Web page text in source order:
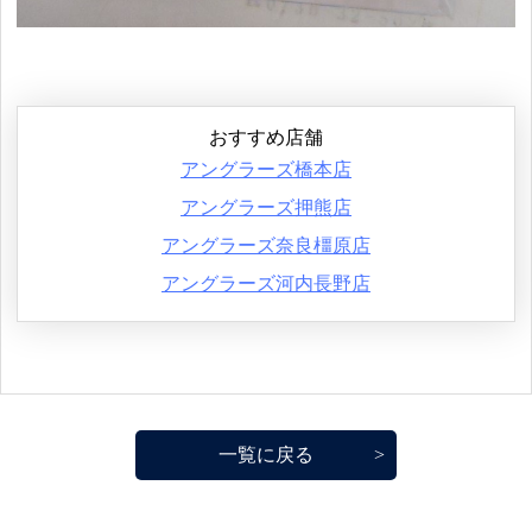
おすすめ店舗
アングラーズ橋本店
アングラーズ押熊店
アングラーズ奈良橿原店
アングラーズ河内長野店
一覧に戻る